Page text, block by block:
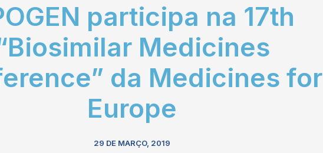
participa na 17th
Medicines
da Medicines for
Europe
29 DE MARÇO, 2019